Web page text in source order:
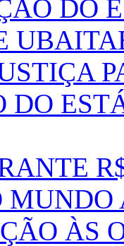
DO